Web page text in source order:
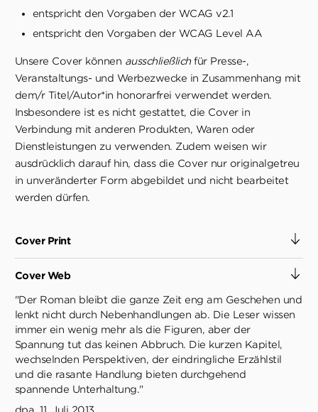
entspricht den Vorgaben der WCAG v2.1
entspricht den Vorgaben der WCAG Level AA
Unsere Cover können ausschließlichfür Presse-,
Veranstaltungs- und Werbezwecke in Zusammenhang mit
dem/r Titel/Autor*in honorarfrei verwendet werden.
Insbesondere ist es nicht gestattet, die Cover in
Verbindung mit anderen Produkten, Waren oder
Dienstleistungen zu verwenden. Zudem weisen wir
ausdrücklich darauf hin, dass die Cover nur originalgetreu
in unveränderter Form abgebildet und nicht bearbeitet
werden dürfen.
Cover Print
Cover Web
"Der Roman bleibt die ganze Zeit eng am Geschehen und
lenkt nicht durch Nebenhandlungen ab. Die Leser wissen
immer ein wenig mehr als die Figuren, aber der
Spannung tut das keinen Abbruch. Die kurzen Kapitel,
wechselnden Perspektiven, der eindringliche Erzählstil
und die rasante Handlung bieten durchgehend
spannende Unterhaltung."
dpa, 11. Juli 2013